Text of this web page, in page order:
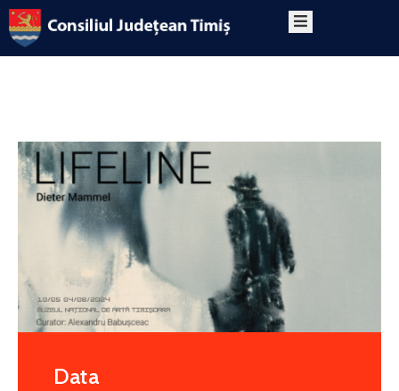
PROGRAM
CONTACT
Data